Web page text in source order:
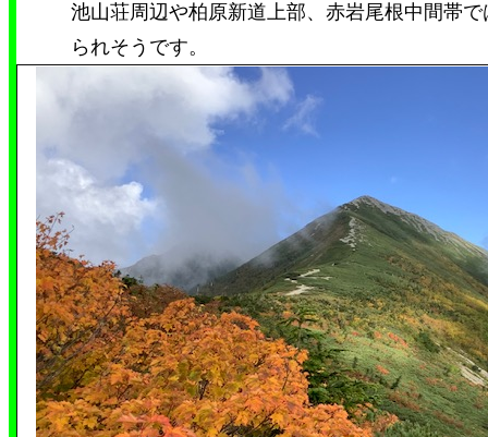
池山荘周辺や柏原新道上部、赤岩尾根中間帯
られそうです。